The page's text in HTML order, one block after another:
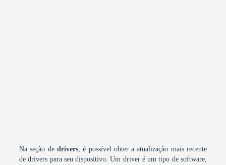
Na seção de drivers, é possível obter a atualização mais recente
de drivers para seu dispositivo. Um driver é um tipo de software,